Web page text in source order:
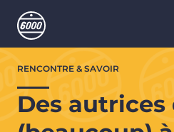
Aller au contenu principal
contenu
principal
RENCONTRE & SAVOIR
Des